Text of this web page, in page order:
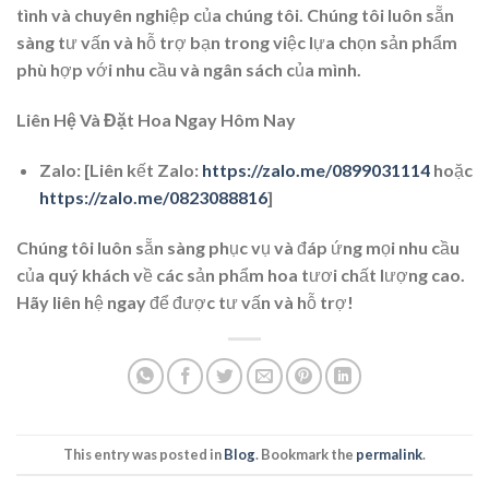
tình và chuyên nghiệp của chúng tôi. Chúng tôi luôn sẵn
sàng tư vấn và hỗ trợ bạn trong việc lựa chọn sản phẩm
phù hợp với nhu cầu và ngân sách của mình.
Liên Hệ Và Đặt Hoa Ngay Hôm Nay
Zalo:[Liên kết Zalo: https://zalo.me/0899031114hoặc
https://zalo.me/0823088816]
Chúng tôi luôn sẵn sàng phục vụ và đáp ứng mọi nhu cầu
của quý khách về các sản phẩm hoa tươi chất lượng cao.
Hãy liên hệ ngay để được tư vấn và hỗ trợ!
This entry was posted inBlog. Bookmark the permalink.